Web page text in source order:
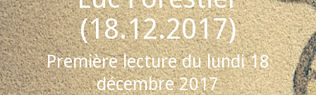
(18.12.2017)
Première lecture du lundi 18
décembre 2017